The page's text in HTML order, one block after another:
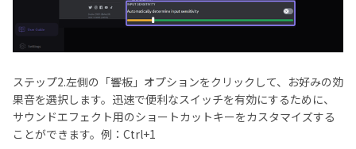
ステップ2.左側の「響板」オプションをクリックして、お好みの効
果音を選択します。迅速で便利なスイッチを有効にするために、
サウンドエフェクト用のショートカットキーをカスタマイズする
ことができます。例：Ctrl+1